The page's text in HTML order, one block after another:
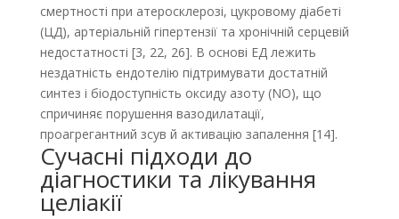
смертності при атеросклерозі, цукровому діабеті
(ЦД), артеріальній гіпертензії та хронічній серцевій
недостатності [3, 22, 26]. В основі ЕД лежить
нездатність ендотелію підтримувати достатній
синтез і біодоступність оксиду азоту (NO), що
спричиняє порушення вазодилатації,
проагрегантний зсув й активацію запалення [14].
Сучасні підходи до
діагностики та лікування
целіакії